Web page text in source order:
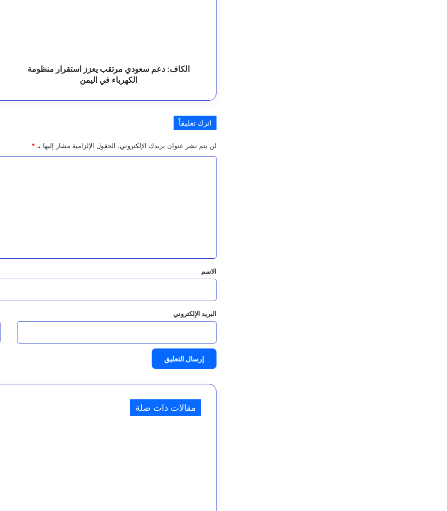
اليمنالكاف: دعم سعودي مرتقب يعزز استقرار منظومة
الكهرباء في اليمن
اترك تعليقاً
لن يتم نشر عنوان بريدك الإلكتروني. الحقول الإلزامية مشار إليها بـ*
*
الاسم
البريد الإلكتروني
مقالات ذات صلة